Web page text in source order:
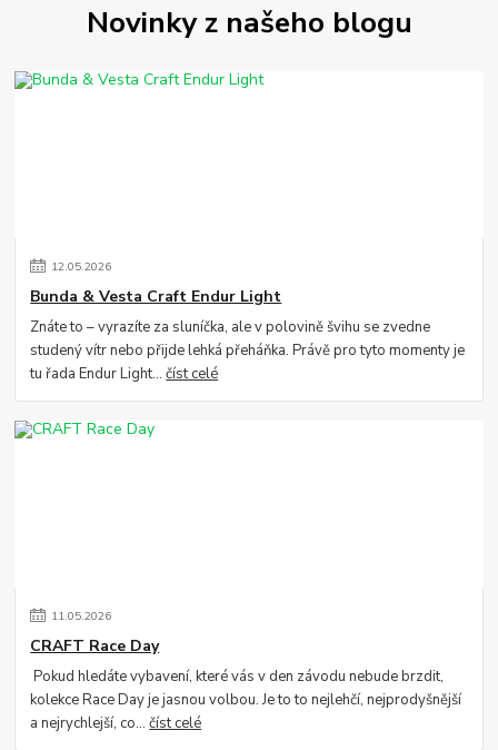
Novinky z našeho blogu
12.05.2026
Bunda & Vesta Craft Endur Light
Znáte to – vyrazíte za sluníčka, ale v polovině švihu se zvedne
studený vítr nebo přijde lehká přeháňka. Právě pro tyto momenty je
tu řada Endur Light...číst celé
11.05.2026
CRAFT Race Day
Pokud hledáte vybavení, které vás v den závodu nebude brzdit,
kolekce Race Day je jasnou volbou. Je to to nejlehčí, nejprodyšnější
a nejrychlejší, co...číst celé